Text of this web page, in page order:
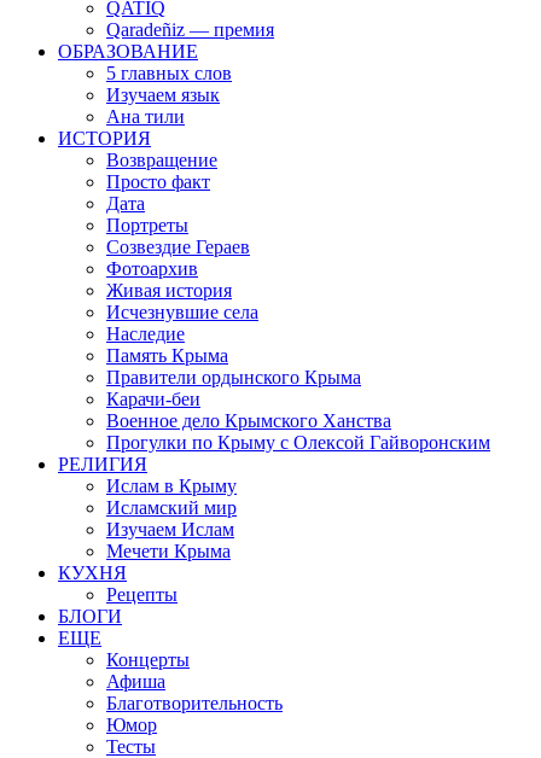
QATIQ
Qaradeñiz — премия
ОБРАЗОВАНИЕ
5 главных слов
Изучаем язык
Ана тили
ИСТОРИЯ
Возвращение
Просто факт
Дата
Портреты
Созвездие Гераев
Фотоархив
Живая история
Исчезнувшие села
Наследие
Память Крыма
Правители ордынского Крыма
Карачи-беи
Военное дело Крымского Ханства
Прогулки по Крыму с Олексой Гайворонским
РЕЛИГИЯ
Ислам в Крыму
Исламский мир
Изучаем Ислам
Мечети Крыма
КУХНЯ
Рецепты
БЛОГИ
ЕЩЕ
Концерты
Афиша
Благотворительность
Юмор
Тесты